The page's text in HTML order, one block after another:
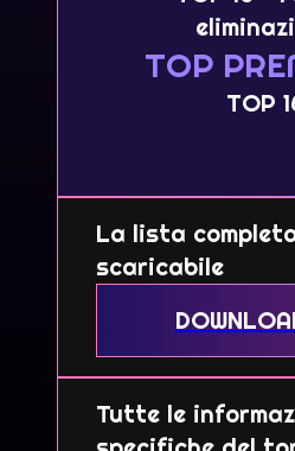
TOP
TOP
La lista
scaricabile
Tutte le